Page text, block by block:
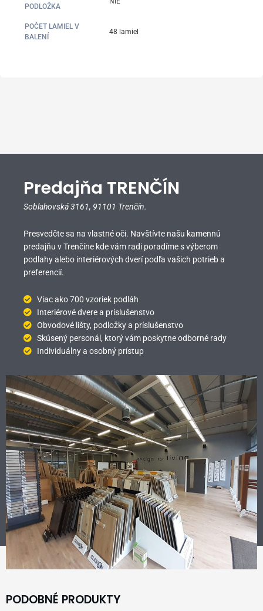
PODLOŽKA
POČET LAMIEL V
BALENÍ
48 lamiel
Predajňa TRENČÍN
Soblahovská 3161, 91101 Trenčín.
Presvedčte sa na vlastné oči. Navštívte našu kamennú
predajňu v Trenčíne kde vám radi poradíme s výberom
podlahy alebo interiérových dverí podľa vašich potrieb a
preferencií.
Viac ako 700 vzoriek podláh
Interiérové dvere a príslušenstvo
Obvodové lišty, podložky a príslušenstvo
Skúsený personál, ktorý vám poskytne odborné rady
Individuálny a osobný prístup
PODOBNÉ PRODUKTY